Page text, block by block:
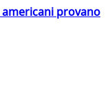
provano